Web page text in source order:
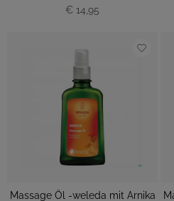
€ 14,95
Massage Öl -weleda mit Arnika